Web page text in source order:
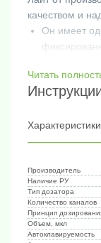
качеством и
Он имеет
нужное
Выполнен из
прост в
Дозатор
(Микро)
различных
других
Читать
Характеристики
Производитель
Наличие РУ
Тип дозатора
Количество каналов
Принцип
Объем, мкл
Автоклавируемость